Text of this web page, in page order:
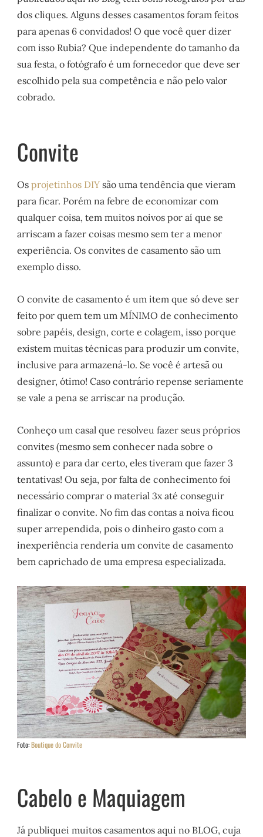
dos cliques. Alguns desses casamentos foram feitos
para apenas 6 convidados! O que você quer dizer
com isso Rubia? Que independente do tamanho da
sua festa, o fotógrafo é um fornecedor que deve ser
escolhido pela sua competência e não pelo valor
cobrado.
Convite
Osprojetinhos DIY são uma tendência que vieram
para ficar. Porém na febre de economizar com
qualquer coisa, tem muitos noivos por aí que se
arriscam a fazer coisas mesmo sem ter a menor
experiência. Os convites de casamento são um
exemplo disso.
O convite de casamento é um item que só deve ser
feito por quem tem um MÍNIMO de conhecimento
sobre papéis, design, corte e colagem, isso porque
existem muitas técnicas para produzir um convite,
inclusive para armazená-lo. Se você é artesã ou
designer, ótimo! Caso contrário repense seriamente
se vale a pena se arriscar na produção.
Conheço um casal que resolveu fazer seus próprios
convites (mesmo sem conhecer nada sobre o
assunto) e para dar certo, eles tiveram que fazer 3
tentativas! Ou seja, por falta de conhecimento foi
necessário comprar o material 3x até conseguir
finalizar o convite. No fim das contas a noiva ficou
super arrependida, pois o dinheiro gasto com a
inexperiência renderia um convite de casamento
bem caprichado de uma empresa especializada.
Foto:Boutique do Convite
Cabelo e Maquiagem
Já publiquei muitos casamentos aqui no BLOG, cuja